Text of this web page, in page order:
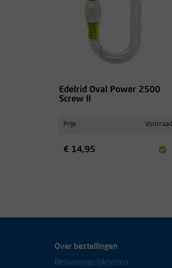
Edelrid Oval Power 2500
Screw II
Prijs Voorraad
€ 14,95
Over bestellingen
Betaalmogelijkheden